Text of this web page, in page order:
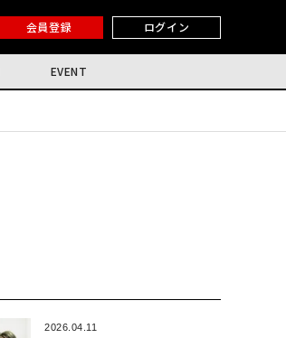
会員登録 ログイン
EVENT
2026.04.11